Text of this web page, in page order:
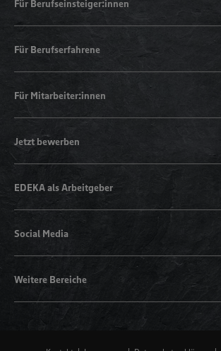
Für Berufseinsteiger:innen
Für Berufserfahrene
Für Mitarbeiter:innen
Jetzt bewerben
EDEKA als Arbeitgeber
Social Media
Weitere Bereiche